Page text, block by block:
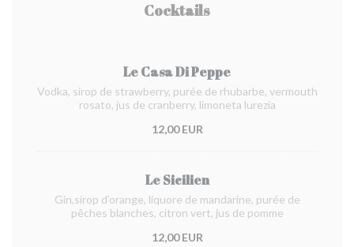
Cocktails
Le Casa Di Peppe
Vodka, sirop de strawberry, purée de rhubarbe, vermouth
rosato, jus de cranberry, limoneta lurezia
12,00 EUR
Le Sicilien
Gin,sirop d’orange, liquore de mandarine, purée de
pêches blanches, citron vert, jus de pomme
12,00 EUR